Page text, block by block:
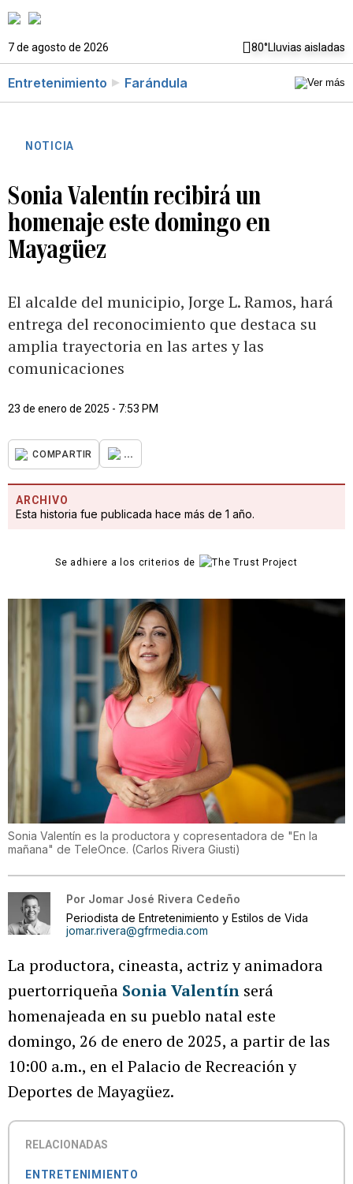
7 de agosto de 2026 80°Lluvias aisladas
Entretenimiento Farándula
NOTICIA
Sonia Valentín recibirá un
homenaje este domingo en
Mayagüez
El alcalde del municipio, Jorge L. Ramos, hará
entrega del reconocimiento que destaca su
amplia trayectoria en las artes y las
comunicaciones
23 de enero de 2025 - 7:53 PM
COMPARTIR ...
ARCHIVO
Esta historia fue publicada hace más de 1 año.
Se adhiere a los criterios de
Sonia Valentín es la productora y copresentadora de "En la
mañana" de TeleOnce. (Carlos Rivera Giusti)
Por Jomar José Rivera Cedeño
Periodista de Entretenimiento y Estilos de Vida
jomar.rivera@gfrmedia.com
La productora, cineasta, actriz y animadora
puertorriqueña Sonia Valentín será
homenajeada en su pueblo natal este
domingo, 26 de enero de 2025, a partir de las
10:00 a.m., en el Palacio de Recreación y
Deportes de Mayagüez.
RELACIONADAS
ENTRETENIMIENTO